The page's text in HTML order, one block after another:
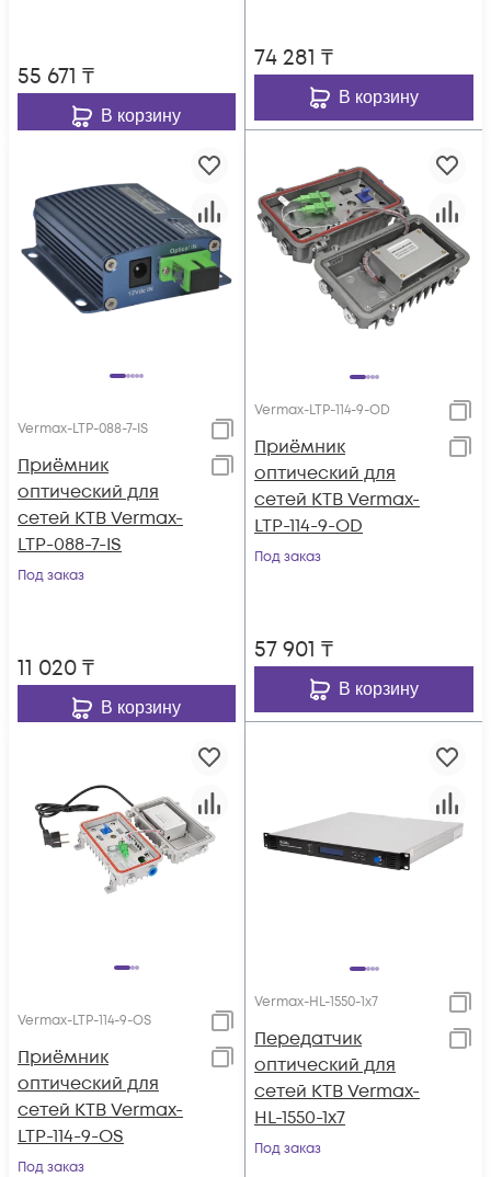
55 671 ₸
В корзину
74 281 ₸
В корзину
Vermax-LTP-088-7-IS
Приёмник
оптический для
сетей КТВ Vermax-
LTP-088-7-IS
Под заказ
11 020₸
В корзину
Vermax-LTP-114-9-OD
Приёмник
оптический для
сетей КТВ Vermax-
LTP-114-9-OD
Под заказ
57 901 ₸
В корзину
Vermax-LTP-114-9-OS
Приёмник
оптический для
сетей КТВ Vermax-
LTP-114-9-OS
Под заказ
Vermax-HL-1550-1x7
Передатчик
оптический для
сетей КТВ Vermax-
HL-1550-1x7
Под заказ